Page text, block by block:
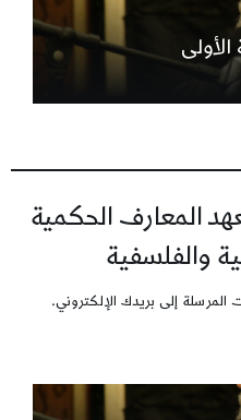
الأولى
المعارف الحكمية
والفلسفية
إلى بريدك الإلكتروني.